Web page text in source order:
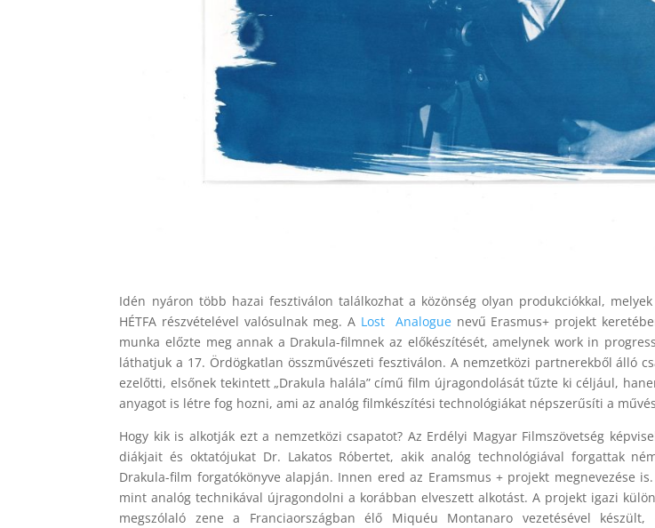
Idén nyáron több hazai fesztiválon találkozhat a közönség olyan produkciókkal,
HÉTFA részvételével valósulnak meg. A Lost Analoguenevű Erasmus+ projekt
munka előzte meg annak a Drakula-filmnek az előkészítését, amelynek work in
láthatjuk a 17. Ördögkatlan összművészeti fesztiválon. A nemzetközi partnerekből álló
ezelőtti, elsőnek tekintett „Drakula halála” című film újragondolását tűzte ki céljául,
anyagot is létre fog hozni, ami az analóg filmkészítési technológiákat népszerűsíti a
Hogy kik is alkotják ezt a nemzetközi csapatot? Az Erdélyi Magyar Filmszövetség
diákjait és oktatójukat Dr. Lakatos Róbertet, akik analóg technológiával forgattak
Drakula-film forgatókönyve alapján. Innen ered az Eramsmus + projekt megnevezése
mint analóg technikával újragondolni a korábban elveszett alkotást. A projekt igazi
megszólaló zene a Franciaországban élő Miquéu Montanaro vezetésével készült,